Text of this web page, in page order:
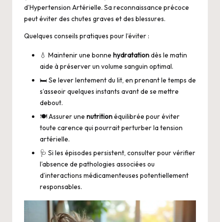
d’Hypertension Artérielle. Sa reconnaissance précoce
peut éviter des chutes graves et des blessures.
Quelques conseils pratiques pour l’éviter :
💧 Maintenir une bonne hydratationdès le matin
aide à préserver un volume sanguin optimal.
🛏️ Se lever lentement du lit, en prenant le temps de
s’asseoir quelques instants avant de se mettre
debout.
🍽️ Assurer une nutritionéquilibrée pour éviter
toute carence qui pourrait perturber la tension
artérielle.
🩺 Si les épisodes persistent, consulter pour vérifier
l’absence de pathologies associées ou
d’interactions médicamenteuses potentiellement
responsables.